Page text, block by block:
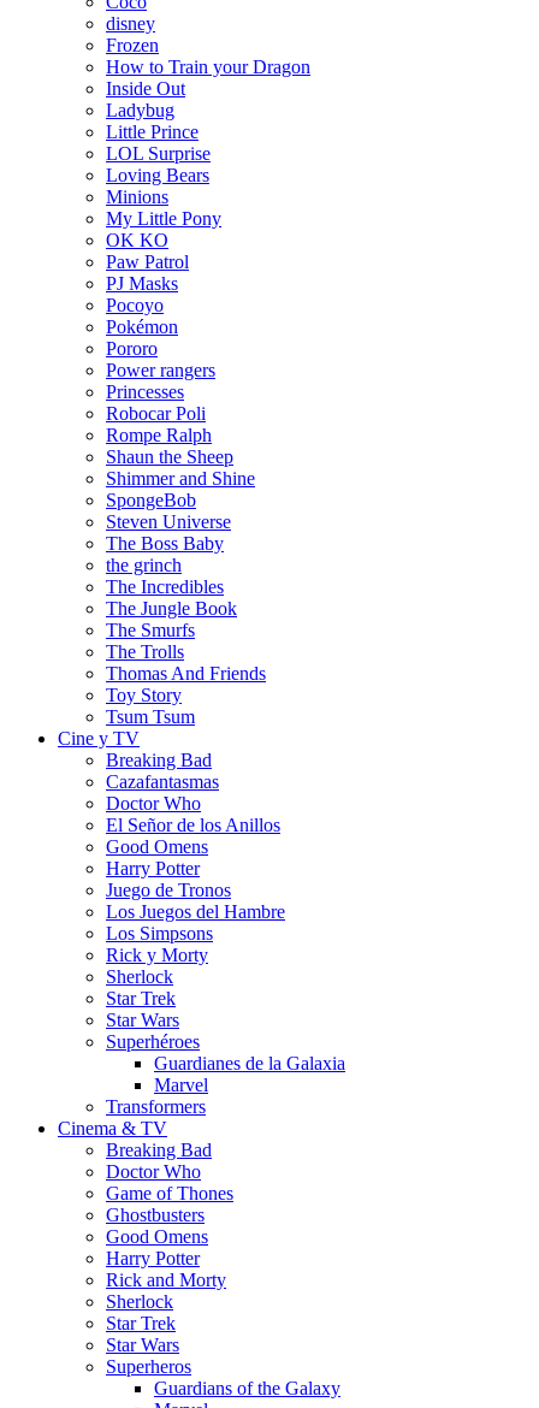
disney
Frozen
How to Train your Dragon
Inside Out
Ladybug
Little Prince
LOL Surprise
Loving Bears
Minions
My Little Pony
OK KO
Paw Patrol
PJ Masks
Pocoyo
Pokémon
Pororo
Power rangers
Princesses
Robocar Poli
Rompe Ralph
Shaun the Sheep
Shimmer and Shine
SpongeBob
Steven Universe
The Boss Baby
the grinch
The Incredibles
The Jungle Book
The Smurfs
The Trolls
Thomas And Friends
Toy Story
Tsum Tsum
Cine y TV
Breaking Bad
Cazafantasmas
Doctor Who
El Señor de los Anillos
Good Omens
Harry Potter
Juego de Tronos
Los Juegos del Hambre
Los Simpsons
Rick y Morty
Sherlock
Star Trek
Star Wars
Superhéroes
Guardianes de la Galaxia
Marvel
Transformers
Cinema & TV
Breaking Bad
Doctor Who
Game of Thones
Ghostbusters
Good Omens
Harry Potter
Rick and Morty
Sherlock
Star Trek
Star Wars
Superheros
Guardians of the Galaxy